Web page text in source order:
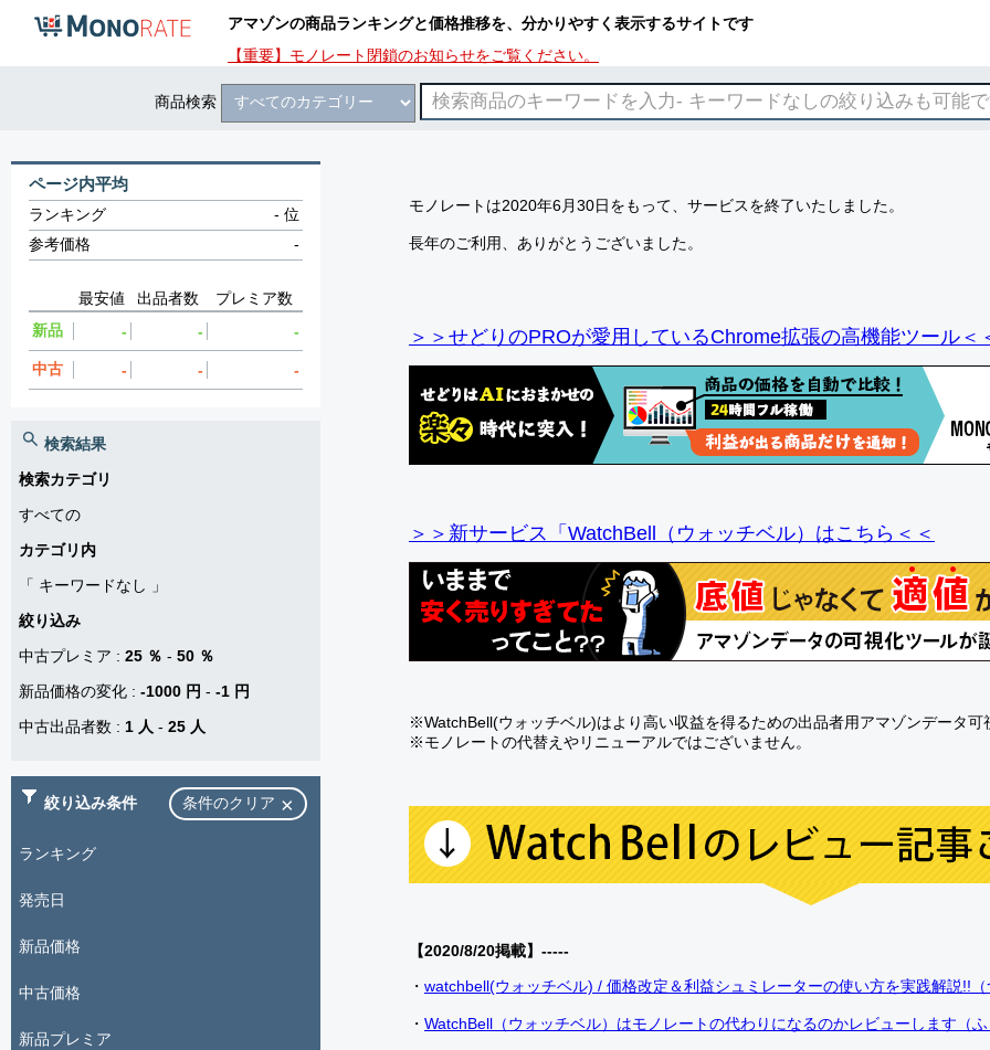
アマゾンの商品ランキングと価格推移を、分かりやすく表示するサイトです
【重要】モノレート閉鎖のお知らせをご覧ください。
商品検索
モノレートは2020年6月30日をもって、サービスを終了いたしました。
長年のご利用、ありがとうございました。
＞＞せどりのPROが愛用しているChrome拡張の高機能ツール＜
＞＞新サービス「WatchBell（ウォッチベル）はこちら＜＜
※WatchBell(ウォッチベル)はより高い収益を得るための出品者用アマゾンデータ可
※モノレートの代替えやリニューアルではございません。
【2020/8/20掲載】-----
・ watchbell(ウォッチベル) / 価格改定＆利益シュミレーターの使い方を実践解説!!
・ WatchBell（ウォッチベル）はモノレートの代わりになるのかレビューします（
ページ内平均
ランキング -位
参考価格
-
最安値 出品者数
プレミア数
新品
- - -
中古 - - -
検索結果
検索カテゴリ
すべての
カテゴリ内
「 キーワードなし
」
絞り込み
中古プレミア : 25 ％ - 50 ％
新品価格の変化 : -1000 円 - -1 円
中古出品者数 : 1 人 - 25 人
絞り込み条件 条件のクリア
ランキング
発売日
新品価格
中古価格
新品プレミア